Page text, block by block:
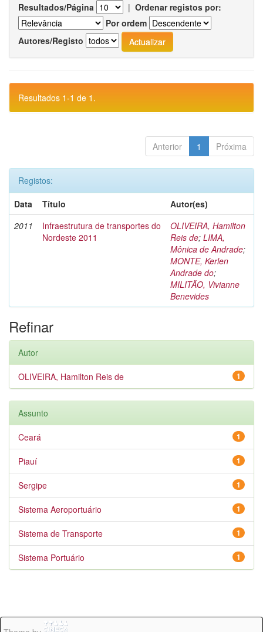
Resultados/Página | Ordenar registos por:
Por ordem
Autores/Registo
Resultados 1-1 de 1.
Anterior 1 Próxima
Registos:
Data
Título
Autor(es)
2011
Infraestrutura de transportes do
Nordeste 2011
OLIVEIRA, Hamilton
Reis de; LIMA,
Mônica de Andrade;
MONTE, Kerlen
Andrade do;
MILITÃO, Vivianne
Benevides
Refinar
Autor
1
OLIVEIRA, Hamilton Reis de
Assunto
1
Ceará
1
Piauí
1
Sergipe
1
Sistema Aeroportuário
1
Sistema de Transporte
1
Sistema Portuário